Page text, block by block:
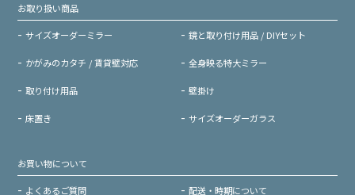
お取り扱い商品
サイズオーダーミラー 鏡と取り付け用品 / DIYセット
かがみのカタチ / 賃貸壁対応 全身映る特大ミラー
取り付け用品 壁掛け
床置き サイズオーダーガラス
お買い物について
よくあるご質問 配送・時期について